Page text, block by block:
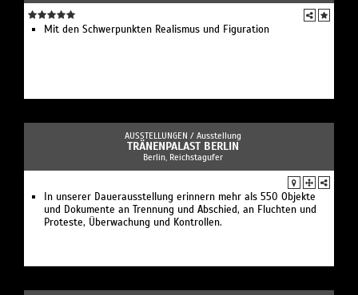
Mit den Schwerpunkten Realismus und Figuration
AUSSTELLUNGEN / Ausstellung
TRÄNENPALAST BERLIN
Berlin, Reichstagufer
In unserer Dauerausstellung erinnern mehr als 550 Objekte
und Dokumente an Trennung und Abschied, an Fluchten und
Proteste, Überwachung und Kontrollen.